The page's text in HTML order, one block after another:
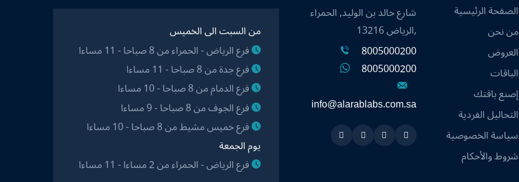
الصفحة الرئيسية
من نحن
العروض
الباقات
إصنع باقتك
التحاليل الفردية
سياسة الخصوصية
شروط والأحكام
شارع خالد بن الوليد, الحمراء
,الرياض 13216
8005000200
8005000200
info@alarablabs.com.sa
Snapchat
Twitter
Linkedin
Instagram
من السبت الى الخميس
فرع الرياض - الحمراء من 8 صباحا - 11 مساءا
فرع جدة من 8 صباحا - 11 مساءا
فرع الدمام من 8 صباحا - 10 مساءا
فرع الجوف من 8 صباحا - 9 مساءا
فرع خميس مشيط من 8 صباحا - 10 مساءا
يوم الجمعة
فرع الرياض - الحمراء من 2 مساءا - 11 مساءا